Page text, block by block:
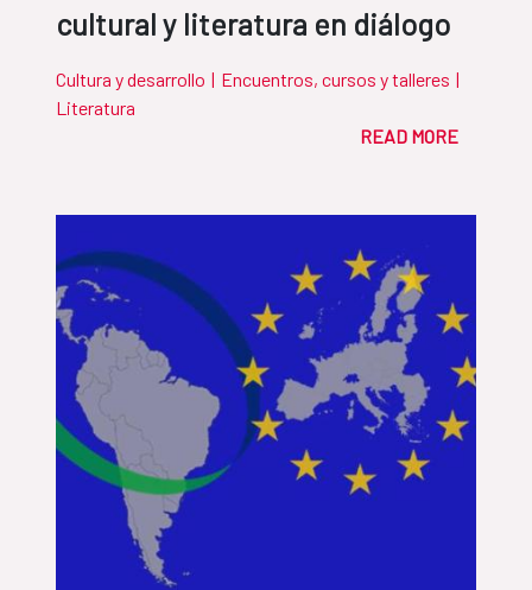
cultural y literatura en diálogo
Cultura y desarrollo | Encuentros, cursos y talleres |
Literatura
READ MORE